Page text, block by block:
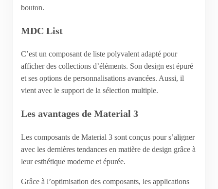
bouton.
MDC List
C’est un composant de liste polyvalent adapté pour
afficher des collections d’éléments. Son design est épuré
et ses options de personnalisations avancées. Aussi, il
vient avec le support de la sélection multiple.
Les avantages de Material 3
Les composants de Material 3 sont conçus pour s’aligner
avec les dernières tendances en matière de design grâce à
leur esthétique moderne et épurée.
Grâce à l’optimisation des composants, les applications